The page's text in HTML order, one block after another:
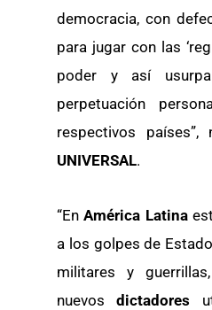
democracia, con
para jugar con las
poder y así
perpetuación
respectivos países”,
UNIVERSAL.
“EnAmérica Latina
a los golpes de
militares y
nuevos dictadores